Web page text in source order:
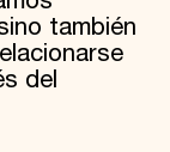
también
del